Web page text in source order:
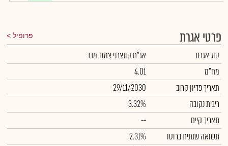
פרטי אגרת פרופיל
סוג אגרת
אג"ח קונצרני צמוד מדד
מח"מ
4.01
תאריך פדיון קרוב
29/11/2030
ריבית נקובה
3.32%
תאריך קיים
--
תשואה שנתית ברוטו
2.31%